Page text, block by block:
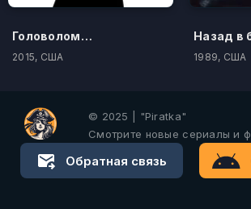
Головоломка
2015, США 1989, США
© 2025 | "Piratka"
Смотрите новые сериалы и
Обратная связь